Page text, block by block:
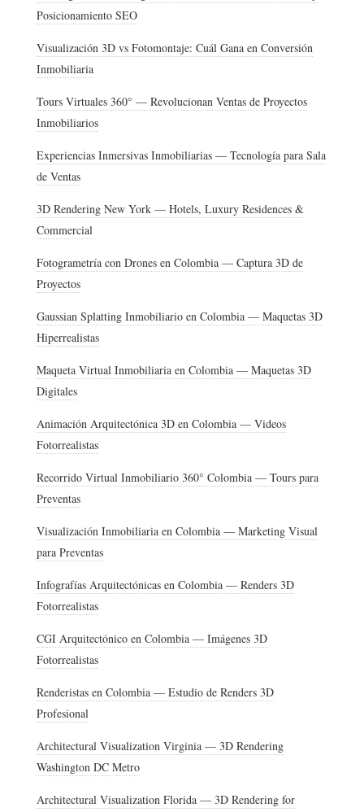
Posicionamiento SEO
Visualización 3D vs Fotomontaje: Cuál Gana en Conversión
Inmobiliaria
Tours Virtuales 360° — Revolucionan Ventas de Proyectos
Inmobiliarios
Experiencias Inmersivas Inmobiliarias — Tecnología para Sala
de Ventas
3D Rendering New York — Hotels, Luxury Residences &
Commercial
Fotogrametría con Drones en Colombia — Captura 3D de
Proyectos
Gaussian Splatting Inmobiliario en Colombia — Maquetas 3D
Hiperrealistas
Maqueta Virtual Inmobiliaria en Colombia — Maquetas 3D
Digitales
Animación Arquitectónica 3D en Colombia — Videos
Fotorrealistas
Recorrido Virtual Inmobiliario 360° Colombia — Tours para
Preventas
Visualización Inmobiliaria en Colombia — Marketing Visual
para Preventas
Infografías Arquitectónicas en Colombia — Renders 3D
Fotorrealistas
CGI Arquitectónico en Colombia — Imágenes 3D
Fotorrealistas
Renderistas en Colombia — Estudio de Renders 3D
Profesional
Architectural Visualization Virginia — 3D Rendering
Washington DC Metro
Architectural Visualization Florida — 3D Rendering for